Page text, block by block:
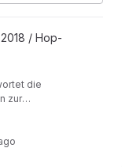
/ Hop-
die
zur